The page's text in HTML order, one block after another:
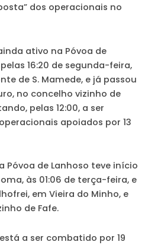
dos operacionais no
ativo na Póvoa de
16:20 de segunda-feira,
de S. Mamede, e já passou
no concelho vizinho de
pelas 12:00, a ser
apoiados por 13
Póvoa de Lanhoso teve início
às 01:06 de terça-feira, e
em Vieira do Minho, e
de Fafe.
a ser combatido por 19